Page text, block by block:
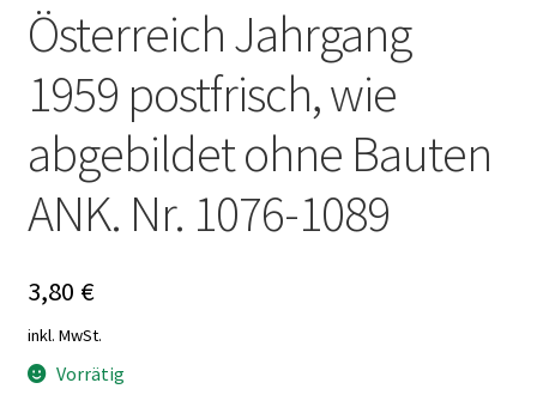
Österreich Jahrgang
1959 postfrisch, wie
abgebildet ohne Bauten
ANK. Nr. 1076-1089
3,80 €
inkl. MwSt.
Vorrätig